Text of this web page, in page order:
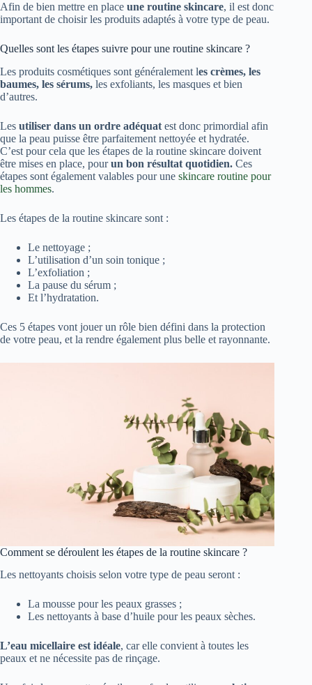
Afin de bien mettre en place une routine skincare, il est donc
important de choisir les produits adaptés à votre type de peau.
Quelles sont les étapes suivre pour une routine skincare ?
Les produits cosmétiques sont généralement les crèmes, les
baumes, les sérums, les exfoliants, les masques et bien
d’autres.
Les utiliser dans un ordre adéquat est donc primordial afin
que la peau puisse être parfaitement nettoyée et hydratée.
C’est pour cela que les étapes de la routine skincare doivent
être mises en place, pourun bon résultat quotidien. Ces
étapes sont également valables pour une skincare routine pour
les hommes.
Les étapes de la routine skincare sont :
Le nettoyage ;
L’utilisation d’un soin tonique ;
L’exfoliation ;
La pause du sérum ;
Et l’hydratation.
Ces 5 étapes vont jouer un rôle bien défini dans la protection
de votre peau, et la rendre également plus belle et rayonnante.
Comment se déroulent les étapes de la routine skincare ?
Les nettoyants choisis selon votre type de peau seront :
La mousse pour les peaux grasses ;
Les nettoyants à base d’huile pour les peaux sèches.
L’eau micellaire est idéale, car elle convient à toutes les
peaux et ne nécessite pas de rinçage.